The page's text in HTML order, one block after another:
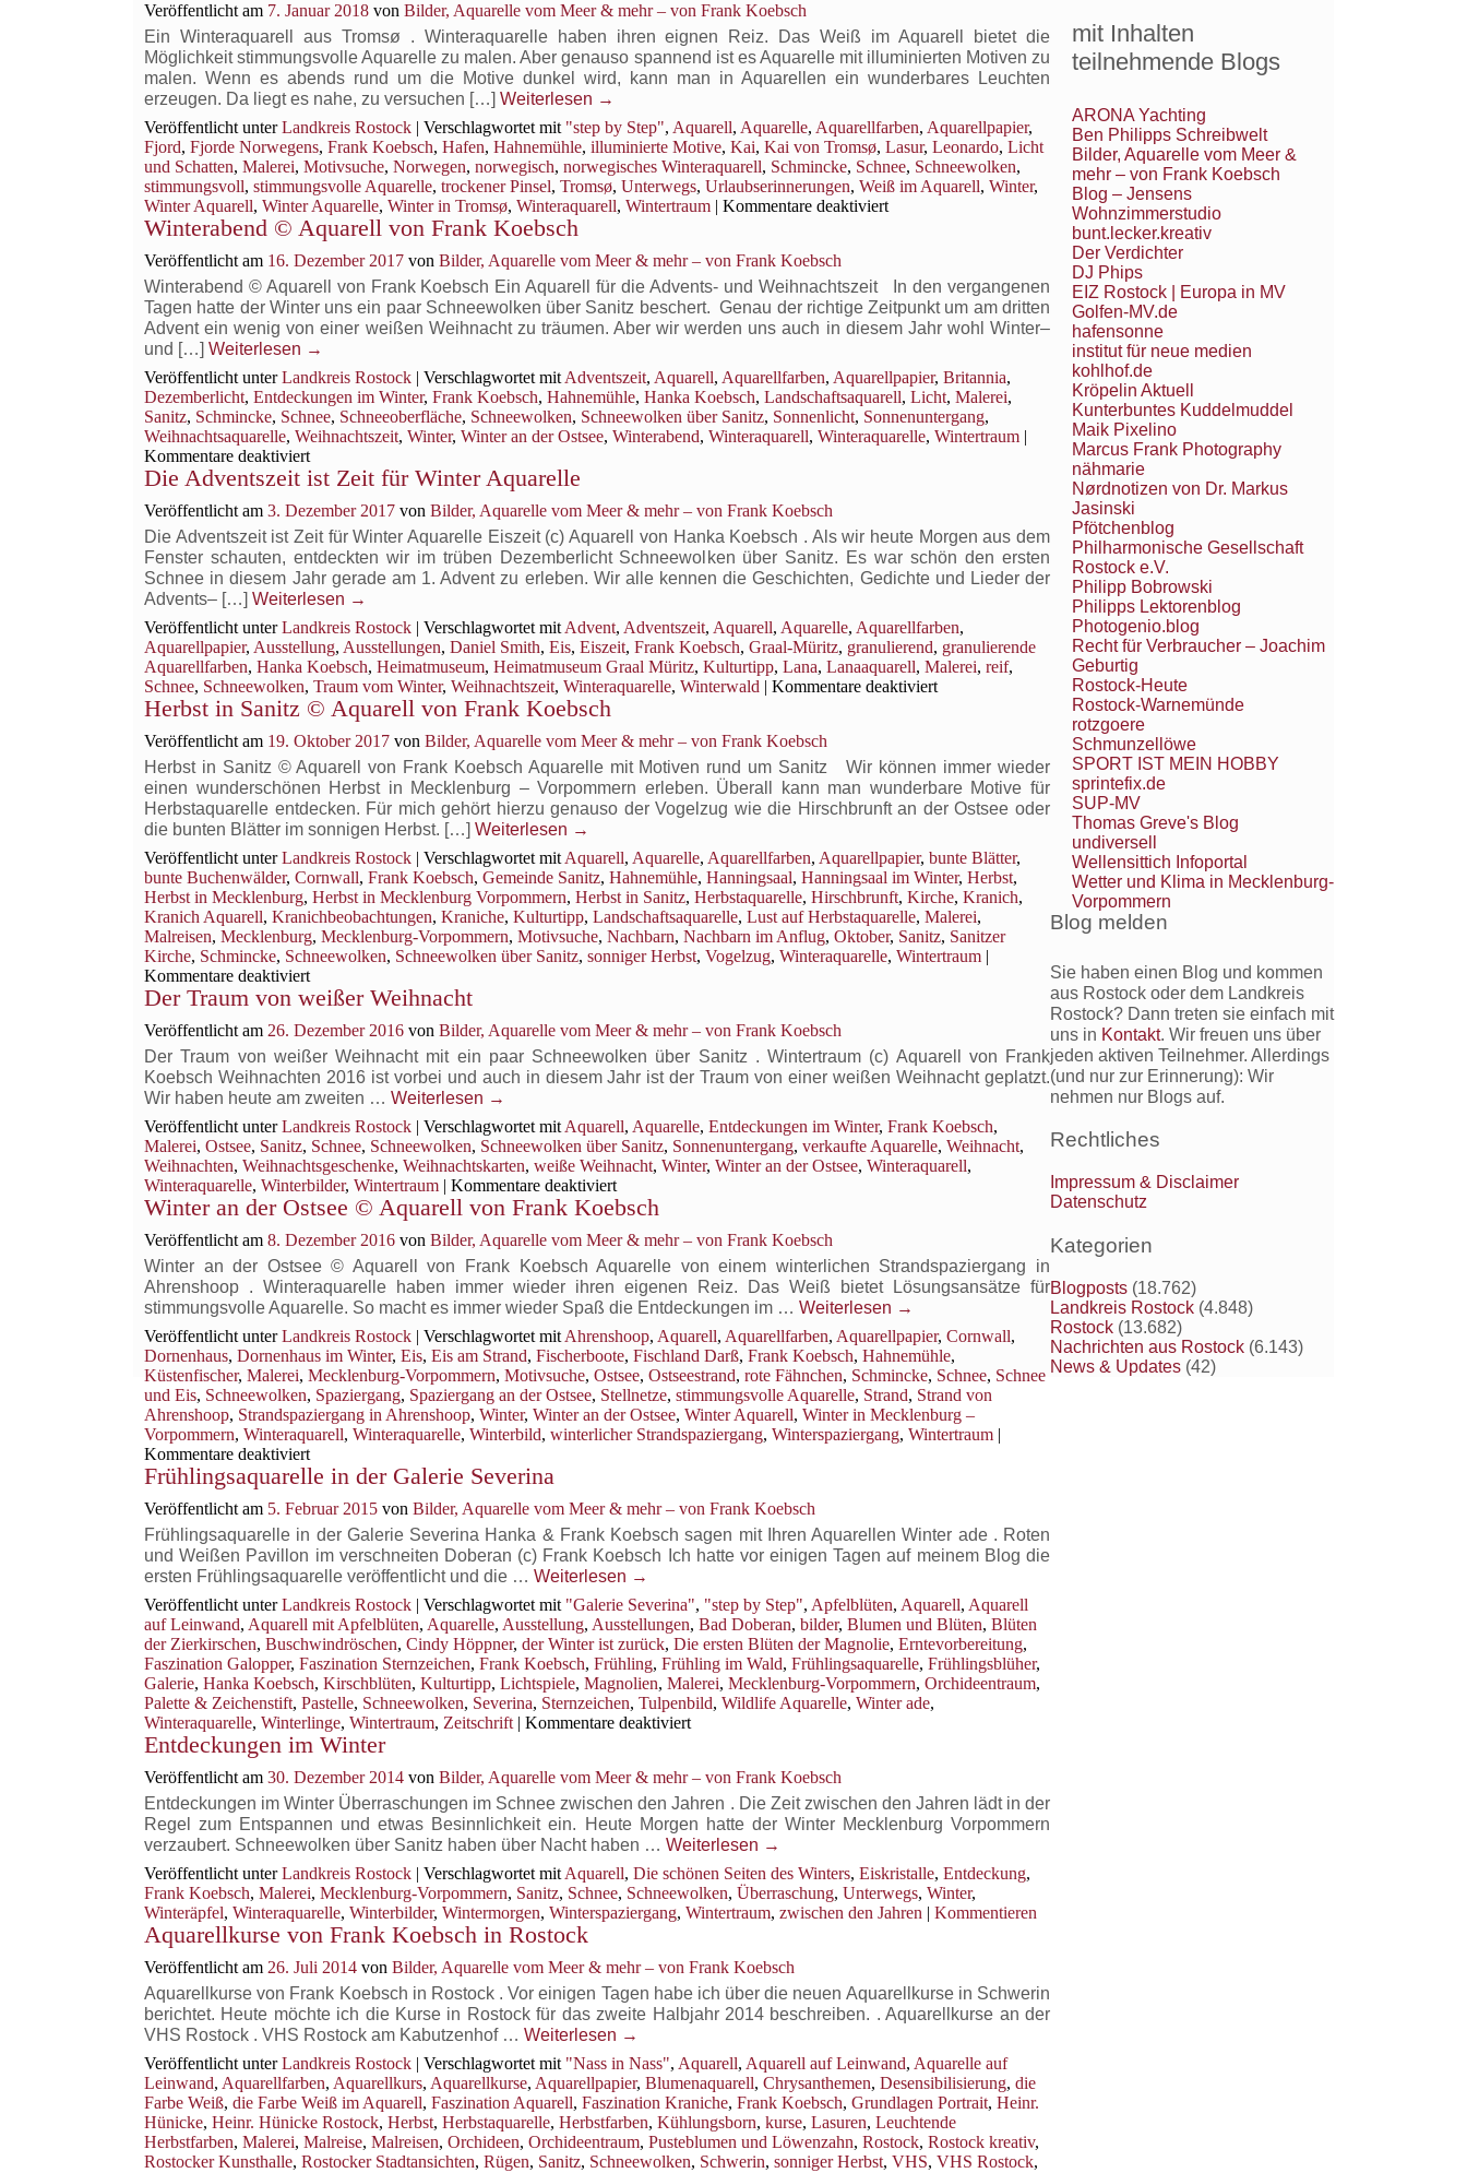
WIRD
ES
WIEDER
EINMAL
RICHTIG
Veröffentlicht am 7. Januar 2018 von Bilder, Aquarelle vom Meer & mehr – von Frank Koebsch
Ein Winteraquarell aus Tromsø . Winteraquarelle haben ihren eignen Reiz. Das Weiß im Aquarell bietet die
Möglichkeit stimmungsvolle Aquarelle zu malen. Aber genauso spannend ist es Aquarelle mit illuminierten Motiven zu
malen. Wenn es abends rund um die Motive dunkel wird, kann man in Aquarellen ein wunderbares Leuchten
erzeugen. Da liegt es nahe, zu versuchen […] Weiterlesen →
Veröffentlicht unter Landkreis Rostock | Verschlagwortet mit "step by Step", Aquarell, Aquarelle, Aquarellfarben, Aquarellpapier,
Fjord, Fjorde Norwegens, Frank Koebsch, Hafen, Hahnemühle, illuminierte Motive, Kai, Kai von Tromsø, Lasur, Leonardo, Licht
und Schatten, Malerei, Motivsuche, Norwegen, norwegisch, norwegisches Winteraquarell, Schmincke, Schnee, Schneewolken,
stimmungsvoll, stimmungsvolle Aquarelle, trockener Pinsel, Tromsø, Unterwegs, Urlaubserinnerungen, Weiß im Aquarell, Winter,
Winter Aquarell, Winter Aquarelle, Winter in Tromsø, Winteraquarell, Wintertraum | Kommentare deaktiviertfür
Tromsø
Winterabend © Aquarell von Frank Koebsch
Veröffentlicht am 16. Dezember 2017 von Bilder, Aquarelle vom Meer & mehr – von Frank Koebsch
Winterabend © Aquarell von Frank Koebsch Ein Aquarell für die Advents- und Weihnachtszeit In den vergangenen
Tagen hatte der Winter uns ein paar Schneewolken über Sanitz beschert. Genau der richtige Zeitpunkt um am dritten
Advent ein wenig von einer weißen Weihnacht zu träumen. Aber wir werden uns auch in diesem Jahr wohl Winter–
und […] Weiterlesen →
Veröffentlicht unter Landkreis Rostock | Verschlagwortet mit Adventszeit, Aquarell, Aquarellfarben, Aquarellpapier, Britannia,
Dezemberlicht, Entdeckungen im Winter, Frank Koebsch, Hahnemühle, Hanka Koebsch, Landschaftsaquarell, Licht, Malerei,
Sanitz, Schmincke, Schnee, Schneeoberfläche, Schneewolken, Schneewolken über Sanitz, Sonnenlicht, Sonnenuntergang,
Weihnachtsaquarelle, Weihnachtszeit, Winter, Winter an der Ostsee, Winterabend, Winteraquarell, Winteraquarelle, Wintertraum |
Kommentare deaktiviertfür
Winterabend
Aquarell
von
Frank
Koebsch
Die Adventszeit ist Zeit für Winter Aquarelle
Veröffentlicht am 3. Dezember 2017 von Bilder, Aquarelle vom Meer & mehr – von Frank Koebsch
Die Adventszeit ist Zeit für Winter Aquarelle Eiszeit (c) Aquarell von Hanka Koebsch . Als wir heute Morgen aus dem
Fenster schauten, entdeckten wir im trüben Dezemberlicht Schneewolken über Sanitz. Es war schön den ersten
Schnee in diesem Jahr gerade am 1. Advent zu erleben. Wir alle kennen die Geschichten, Gedichte und Lieder der
Advents– […] Weiterlesen →
Veröffentlicht unter Landkreis Rostock | Verschlagwortet mit Advent, Adventszeit, Aquarell, Aquarelle, Aquarellfarben,
Aquarellpapier, Ausstellung, Ausstellungen, Daniel Smith, Eis, Eiszeit, Frank Koebsch, Graal-Müritz, granulierend, granulierende
Aquarellfarben, Hanka Koebsch, Heimatmuseum, Heimatmuseum Graal Müritz, Kulturtipp, Lana, Lanaaquarell, Malerei, reif,
Schnee, Schneewolken, Traum vom Winter, Weihnachtszeit, Winteraquarelle, Winterwald | Kommentare deaktiviertfür
Zeit
für
Winter
Herbst in Sanitz © Aquarell von Frank Koebsch
Veröffentlicht am 19. Oktober 2017 von Bilder, Aquarelle vom Meer & mehr – von Frank Koebsch
Herbst in Sanitz © Aquarell von Frank Koebsch Aquarelle mit Motiven rund um Sanitz Wir können immer wieder
einen wunderschönen Herbst in Mecklenburg – Vorpommern erleben. Überall kann man wunderbare Motive für
Herbstaquarelle entdecken. Für mich gehört hierzu genauso der Vogelzug wie die Hirschbrunft an der Ostsee oder
die bunten Blätter im sonnigen Herbst. […] Weiterlesen →
Veröffentlicht unter Landkreis Rostock | Verschlagwortet mit Aquarell, Aquarelle, Aquarellfarben, Aquarellpapier, bunte Blätter,
bunte Buchenwälder, Cornwall, Frank Koebsch, Gemeinde Sanitz, Hahnemühle, Hanningsaal, Hanningsaal im Winter, Herbst,
Herbst in Mecklenburg, Herbst in Mecklenburg Vorpommern, Herbst in Sanitz, Herbstaquarelle, Hirschbrunft, Kirche, Kranich,
Kranich Aquarell, Kranichbeobachtungen, Kraniche, Kulturtipp, Landschaftsaquarelle, Lust auf Herbstaquarelle, Malerei,
Malreisen, Mecklenburg, Mecklenburg-Vorpommern, Motivsuche, Nachbarn, Nachbarn im Anflug, Oktober, Sanitz, Sanitzer
Kirche, Schmincke, Schneewolken, Schneewolken über Sanitz, sonniger Herbst, Vogelzug, Winteraquarelle, Wintertraum |
Kommentare deaktiviertfür
Herbst
Sanitz
©
Aquarell
von
Koebsch
Der Traum von weißer Weihnacht
Veröffentlicht am 26. Dezember 2016 von Bilder, Aquarelle vom Meer & mehr – von Frank Koebsch
Der Traum von weißer Weihnacht mit ein paar Schneewolken über Sanitz . Wintertraum (c) Aquarell von Frank
Koebsch Weihnachten 2016 ist vorbei und auch in diesem Jahr ist der Traum von einer weißen Weihnacht geplatzt.
Wir haben heute am zweiten … Weiterlesen →
Veröffentlicht unter Landkreis Rostock | Verschlagwortet mit Aquarell, Aquarelle, Entdeckungen im Winter, Frank Koebsch,
Malerei, Ostsee, Sanitz, Schnee, Schneewolken, Schneewolken über Sanitz, Sonnenuntergang, verkaufte Aquarelle, Weihnacht,
Weihnachten, Weihnachtsgeschenke, Weihnachtskarten, weiße Weihnacht, Winter, Winter an der Ostsee, Winteraquarell,
Winteraquarelle, Winterbilder, Wintertraum | Kommentare deaktiviertfür
Der
von
weißer
Weihnacht
Winter an der Ostsee © Aquarell von Frank Koebsch
Veröffentlicht am 8. Dezember 2016 von Bilder, Aquarelle vom Meer & mehr – von Frank Koebsch
Winter an der Ostsee © Aquarell von Frank Koebsch Aquarelle von einem winterlichen Strandspaziergang in
Ahrenshoop . Winteraquarelle haben immer wieder ihren eigenen Reiz. Das Weiß bietet Lösungsansätze für
stimmungsvolle Aquarelle. So macht es immer wieder Spaß die Entdeckungen im … Weiterlesen →
Veröffentlicht unter Landkreis Rostock | Verschlagwortet mit Ahrenshoop, Aquarell, Aquarellfarben, Aquarellpapier, Cornwall,
Dornenhaus, Dornenhaus im Winter, Eis, Eis am Strand, Fischerboote, Fischland Darß, Frank Koebsch, Hahnemühle,
Küstenfischer, Malerei, Mecklenburg-Vorpommern, Motivsuche, Ostsee, Ostseestrand, rote Fähnchen, Schmincke, Schnee, Schnee
und Eis, Schneewolken, Spaziergang, Spaziergang an der Ostsee, Stellnetze, stimmungsvolle Aquarelle, Strand, Strand von
Ahrenshoop, Strandspaziergang in Ahrenshoop, Winter, Winter an der Ostsee, Winter Aquarell, Winter in Mecklenburg –
Vorpommern, Winteraquarell, Winteraquarelle, Winterbild, winterlicher Strandspaziergang, Winterspaziergang, Wintertraum |
Kommentare deaktiviertfür
Winter
der
Ostsee
©
Aquarell
Frank
Koebsch
Frühlingsaquarelle in der Galerie Severina
Veröffentlicht am 5. Februar 2015 von Bilder, Aquarelle vom Meer & mehr – von Frank Koebsch
Frühlingsaquarelle in der Galerie Severina Hanka & Frank Koebsch sagen mit Ihren Aquarellen Winter ade . Roten
und Weißen Pavillon im verschneiten Doberan (c) Frank Koebsch Ich hatte vor einigen Tagen auf meinem Blog die
ersten Frühlingsaquarelle veröffentlicht und die … Weiterlesen →
Veröffentlicht unter Landkreis Rostock | Verschlagwortet mit "Galerie Severina", "step by Step", Apfelblüten, Aquarell, Aquarell
auf Leinwand, Aquarell mit Apfelblüten, Aquarelle, Ausstellung, Ausstellungen, Bad Doberan, bilder, Blumen und Blüten, Blüten
der Zierkirschen, Buschwindröschen, Cindy Höppner, der Winter ist zurück, Die ersten Blüten der Magnolie, Erntevorbereitung,
Faszination Galopper, Faszination Sternzeichen, Frank Koebsch, Frühling, Frühling im Wald, Frühlingsaquarelle, Frühlingsblüher,
Galerie, Hanka Koebsch, Kirschblüten, Kulturtipp, Lichtspiele, Magnolien, Malerei, Mecklenburg-Vorpommern, Orchideentraum,
Palette & Zeichenstift, Pastelle, Schneewolken, Severina, Sternzeichen, Tulpenbild, Wildlife Aquarelle, Winter ade,
Winteraquarelle, Winterlinge, Wintertraum, Zeitschrift | Kommentare deaktiviertfür
der
Galerie
Severina
Entdeckungen im Winter
Veröffentlicht am 30. Dezember 2014 von Bilder, Aquarelle vom Meer & mehr – von Frank Koebsch
Entdeckungen im Winter Überraschungen im Schnee zwischen den Jahren . Die Zeit zwischen den Jahren lädt in der
Regel zum Entspannen und etwas Besinnlichkeit ein. Heute Morgen hatte der Winter Mecklenburg Vorpommern
verzaubert. Schneewolken über Sanitz haben über Nacht haben … Weiterlesen →
Veröffentlicht unter Landkreis Rostock | Verschlagwortet mit Aquarell, Die schönen Seiten des Winters, Eiskristalle, Entdeckung,
Frank Koebsch, Malerei, Mecklenburg-Vorpommern, Sanitz, Schnee, Schneewolken, Überraschung, Unterwegs, Winter,
Winteräpfel, Winteraquarelle, Winterbilder, Wintermorgen, Winterspaziergang, Wintertraum, zwischen den Jahren | Kommentieren
Aquarellkurse von Frank Koebsch in Rostock
Veröffentlicht am 26. Juli 2014 von Bilder, Aquarelle vom Meer & mehr – von Frank Koebsch
Aquarellkurse von Frank Koebsch in Rostock . Vor einigen Tagen habe ich über die neuen Aquarellkurse in Schwerin
berichtet. Heute möchte ich die Kurse in Rostock für das zweite Halbjahr 2014 beschreiben. . Aquarellkurse an der
VHS Rostock . VHS Rostock am Kabutzenhof … Weiterlesen →
Veröffentlicht unter Landkreis Rostock | Verschlagwortet mit "Nass in Nass", Aquarell, Aquarell auf Leinwand, Aquarelle auf
Leinwand, Aquarellfarben, Aquarellkurs, Aquarellkurse, Aquarellpapier, Blumenaquarell, Chrysanthemen, Desensibilisierung, die
Farbe Weiß, die Farbe Weiß im Aquarell, Faszination Aquarell, Faszination Kraniche, Frank Koebsch, Grundlagen Portrait, Heinr.
Hünicke, Heinr. Hünicke Rostock, Herbst, Herbstaquarelle, Herbstfarben, Kühlungsborn, kurse, Lasuren, Leuchtende
Herbstfarben, Malerei, Malreise, Malreisen, Orchideen, Orchideentraum, Pusteblumen und Löwenzahn, Rostock, Rostock kreativ,
Rostocker Kunsthalle, Rostocker Stadtansichten, Rügen, Sanitz, Schneewolken, Schwerin, sonniger Herbst, VHS, VHS Rostock,
mit Inhalten
teilnehmende Blogs
ARONA Yachting
Ben Philipps Schreibwelt
Bilder, Aquarelle vom Meer &
mehr – von Frank Koebsch
Blog – Jensens
Wohnzimmerstudio
bunt.lecker.kreativ
Der Verdichter
DJ Phips
EIZ Rostock | Europa in MV
Golfen-MV.de
hafensonne
institut für neue medien
kohlhof.de
Kröpelin Aktuell
Kunterbuntes Kuddelmuddel
Maik Pixelino
Marcus Frank Photography
nähmarie
Nørdnotizen von Dr. Markus
Jasinski
Pfötchenblog
Philharmonische Gesellschaft
Rostock e.V.
Philipp Bobrowski
Philipps Lektorenblog
Photogenio.blog
Recht für Verbraucher – Joachim
Geburtig
Rostock-Heute
Rostock-Warnemünde
rotzgoere
Schmunzellöwe
SPORT IST MEIN HOBBY
sprintefix.de
SUP-MV
Thomas Greve's Blog
undiversell
Wellensittich Infoportal
Wetter und Klima in Mecklenburg-
Vorpommern
Blog melden
Sie haben einen Blog und kommen
aus Rostock oder dem Landkreis
Rostock? Dann treten sie einfach mit
uns in Kontakt. Wir freuen uns über
jeden aktiven Teilnehmer. Allerdings
(und nur zur Erinnerung): Wir
nehmen nur Blogs auf.
Rechtliches
Impressum & Disclaimer
Datenschutz
Kategorien
Blogposts (18.762)
Landkreis Rostock (4.848)
Rostock (13.682)
Nachrichten aus Rostock (6.143)
News & Updates (42)